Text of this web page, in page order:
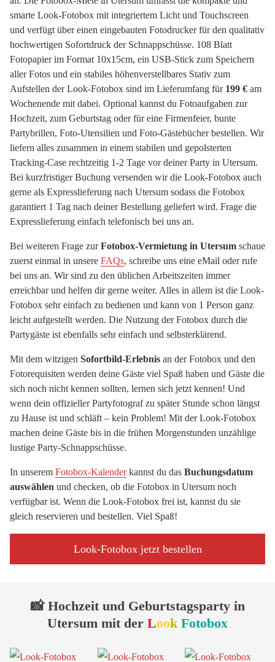
smarte Look-Fotobox mit integriertem Licht und Touchscreen
und verfügt über einen eingebauten Fotodrucker für den qualitativ
hochwertigen Sofortdruck der Schnappschüsse. 108 Blatt
Fotopapier im Format 10x15cm, ein USB-Stick zum Speichern
aller Fotos und ein stabiles höhenverstellbares Stativ zum
Aufstellen der Look-Fotobox sind im Lieferumfang für 199 € am
Wochenende mit dabei. Optional kannst du Fotoaufgaben zur
Hochzeit, zum Geburtstag oder für eine Firmenfeier, bunte
Partybrillen, Foto-Utensilien und Foto-Gästebücher bestellen. Wir
liefern alles zusammen in einem stabilen und gepolsterten
Tracking-Case rechtzeitig 1-2 Tage vor deiner Party in Utersum.
Bei kurzfristiger Buchung versenden wir die Look-Fotobox auch
gerne als Expresslieferung nach Utersum sodass die Fotobox
garantiert 1 Tag nach deiner Bestellung geliefert wird. Frage die
Expresslieferung einfach telefonisch bei uns an.
Bei weiteren Frage zurFotobox-Vermietung in Utersum schaue
zuerst einmal in unsere FAQs, schreibe uns eine eMail oder rufe
bei uns an. Wir sind zu den üblichen Arbeitszeiten immer
erreichbar und helfen dir gerne weiter. Alles in allem ist die Look-
Fotobox sehr einfach zu bedienen und kann von 1 Person ganz
leicht aufgestellt werden. Die Nutzung der Fotobox durch die
Partygäste ist ebenfalls sehr einfach und selbsterklärend.
Mit dem witzigen Sofortbild-Erlebnis an der Fotobox und den
Fotorequisiten werden deine Gäste viel Spaß haben und Gäste die
sich noch nicht kennen sollten, lernen sich jetzt kennen! Und
wenn dein offizieller Partyfotograf zu später Stunde schon längst
zu Hause ist und schläft – kein Problem! Mit der Look-Fotobox
machen deine Gäste bis in die frühen Morgenstunden unzählige
lustige Party-Schnappschüsse.
In unserem Fotobox-Kalenderkannst du das Buchungsdatum
auswählen und checken, ob die Fotobox in Utersum noch
verfügbar ist. Wenn die Look-Fotobox frei ist, kannst du sie
gleich reservieren und bestellen. Viel Spaß!
Look-Fotobox jetzt bestellen
📸 Hochzeit und Geburtstagsparty in
Utersum mit der Look Fotobox